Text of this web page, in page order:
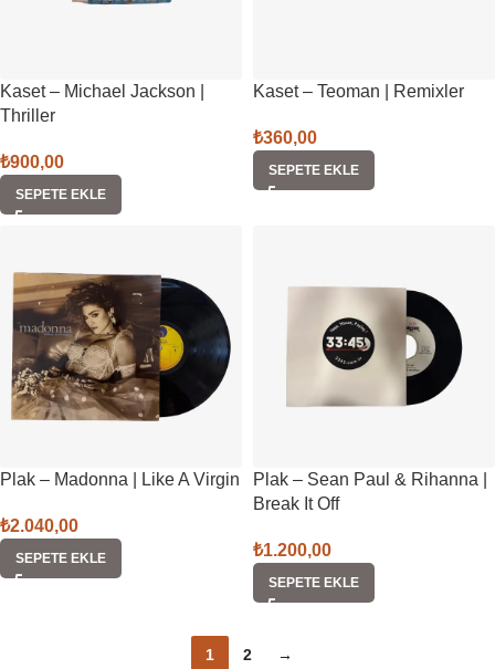
Kaset – Michael Jackson |
Thriller
₺900,00
SEPETE EKLE
Kaset – Teoman | Remixler
₺360,00
SEPETE EKLE
Plak – Madonna | Like A Virgin
₺2.040,00
SEPETE EKLE
Plak – Sean Paul & Rihanna |
Break It Off
₺1.200,00
SEPETE EKLE
1 2 →